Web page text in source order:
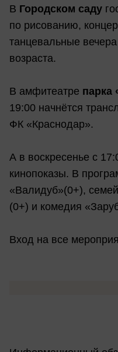
В Городском саду
по рисованию,
танцевальные
возраста.
В амфитеатре парка
19:00 начнётся
ФК «Краснодар».
А в воскресенье с
кинопоказы. В
«Валидуб»(0+),
(0+) и комедия
Вход на все